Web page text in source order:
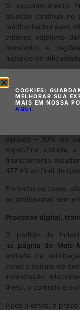
O reconhecimento
atuação contínua
médico iniciou suas
critérios objetivos
municípios e
histórico de
O valor de referência
12.426 por mês. Em
Norte, Nordeste e
mil – o equivalente
período – 10% do
específica voltada a
financiamento
477 mil ao final de
Em todos os casos,
ao profissional, sem
Processo digital,
O pedido de
na página do Mais
entrada na
como o extrato de
indenização
(Fies), o contrato e o
Após o envio, o
COOKIES:
MELHORAR SUA
MAIS EM NOSSA
AQUI.